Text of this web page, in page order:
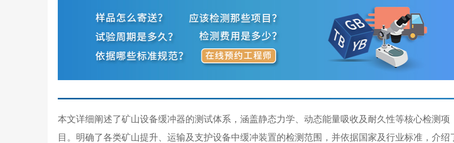
本文详细阐述了矿山设备缓冲器的测试体系，涵盖静态力学、动态能量吸收及耐久性等核心检测项
目。明确了各类矿山提升、运输及支护设备中缓冲装置的检测范围，并依据国家及行业标准，介绍